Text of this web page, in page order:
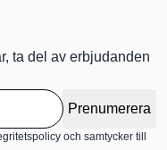
ta del av erbjudanden
Prenumerera
och samtycker till